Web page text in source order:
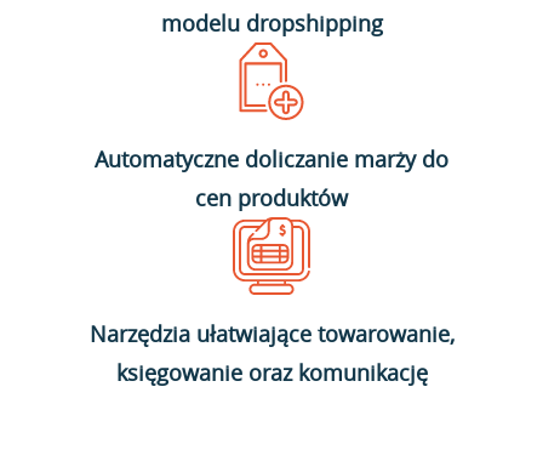
modelu dropshipping
Automatyczne doliczanie marży do
cen produktów
Narzędzia ułatwiające towarowanie,
księgowanie oraz komunikację